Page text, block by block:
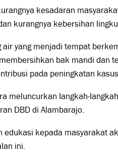
kesadaran
kurangnya kebersihan
yang menjadi tempat
bak mandi dan
pada peningkatan
meluncurkan langkah-
DBD di Alambarajo.
edukasi kepada masyarakat
ini.